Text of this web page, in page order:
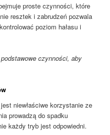
proste czynności, które
resztek i zabrudzeń pozwala
poziom hałasu i
czynności, aby
niewłaściwe korzystanie ze
prowadzą do spadku
każdy tryb jest odpowiedni.